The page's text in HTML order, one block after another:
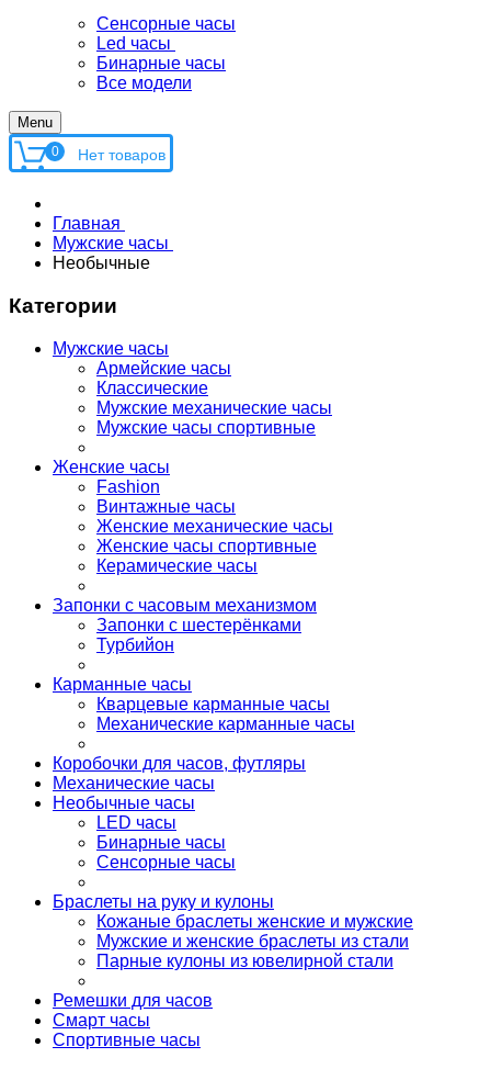
Сенсорные часы
Led часы
Бинарные часы
Все модели
Menu
0
Главная
Мужские часы
Необычные
Категории
Мужские часы
Армейские часы
Классические
Мужские механические часы
Мужские часы спортивные
Женские часы
Fashion
Винтажные часы
Женские механические часы
Женские часы спортивные
Керамические часы
Запонки с часовым механизмом
Запонки с шестерёнками
Турбийон
Карманные часы
Кварцевые карманные часы
Механические карманные часы
Коробочки для часов, футляры
Механические часы
Необычные часы
LED часы
Бинарные часы
Сенсорные часы
Браслеты на руку и кулоны
Кожаные браслеты женские и мужские
Мужские и женские браслеты из стали
Парные кулоны из ювелирной стали
Ремешки для часов
Смарт часы
Спортивные часы